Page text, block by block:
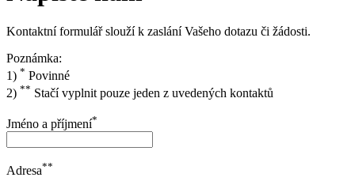
Kontaktní formulář slouží k zaslání Vašeho dotazu či žádosti.
Poznámka:
1) * Povinné
2) ** Stačí vyplnit pouze jeden z uvedených kontaktů
Jméno a příjmení*
Adresa**